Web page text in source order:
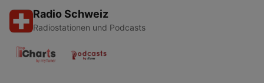
Radio Schweiz
Radiostationen und Podcasts